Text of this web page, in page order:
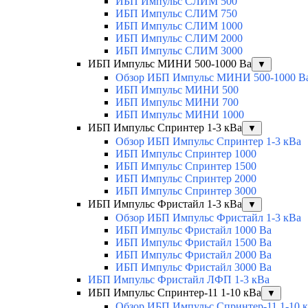
ИБП Импульс СЛИМ 750
ИБП Импульс СЛИМ 1000
ИБП Импульс СЛИМ 2000
ИБП Импульс СЛИМ 3000
ИБП Импульс МИНИ 500-1000 Ва
▼
Обзор ИБП Импульс МИНИ 500-1000
ИБП Импульс МИНИ 500
ИБП Импульс МИНИ 700
ИБП Импульс МИНИ 1000
ИБП Импульс Спринтер 1-3 кВа
▼
Обзор ИБП Импульс Спринтер 1-3 кВа
ИБП Импульс Спринтер 1000
ИБП Импульс Спринтер 1500
ИБП Импульс Спринтер 2000
ИБП Импульс Спринтер 3000
ИБП Импульс Фристайл 1-3 кВа
▼
Обзор ИБП Импульс Фристайл 1-3 кВа
ИБП Импульс Фристайл 1000 Ва
ИБП Импульс Фристайл 1500 Ва
ИБП Импульс Фристайл 2000 Ва
ИБП Импульс Фристайл 3000 Ва
ИБП Импульс Фристайл ЛФП 1-3 кВа
ИБП Импульс Спринтер-11 1-10 кВа
▼